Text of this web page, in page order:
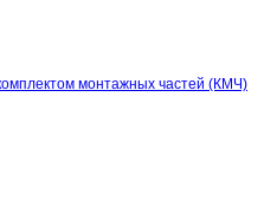
монтажных частей (КМЧ)